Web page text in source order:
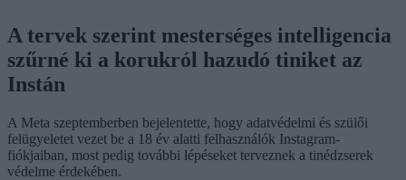
A tervek szerint mesterséges intelligencia
szűrné ki a korukról hazudó tiniket az
Instán
A Meta szeptemberben bejelentette, hogy adatvédelmi és szülői
felügyeletet vezet be a 18 év alatti felhasználók Instagram-
fiókjaiban, most pedig további lépéseket terveznek a tinédzserek
védelme érdekében.